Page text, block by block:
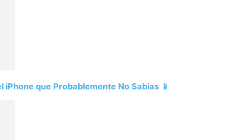
iPhone que Probablemente No Sabías 📱